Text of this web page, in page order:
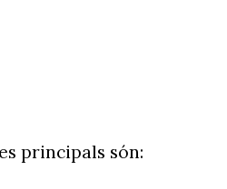
principals són: